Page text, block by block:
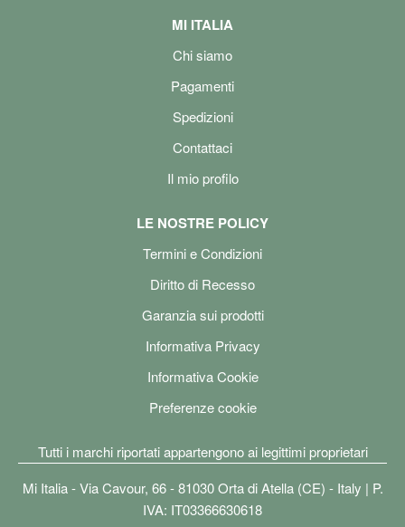
MI ITALIA
Chi siamo
Pagamenti
Spedizioni
Contattaci
Il mio profilo
LE NOSTRE POLICY
Termini e Condizioni
Diritto di Recesso
Garanzia sui prodotti
Informativa Privacy
Informativa Cookie
Preferenze cookie
Tutti i marchi riportati appartengono ai legittimi proprietari
Mi Italia - Via Cavour, 66 - 81030 Orta di Atella (CE) - Italy | P.
IVA: IT03366630618